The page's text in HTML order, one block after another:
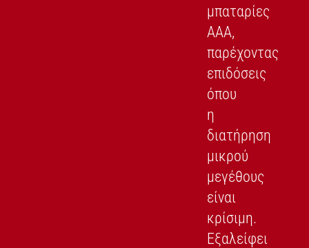
μπαταρίες
AAA,
παρέχοντας
επιδόσεις
όπου
η
διατήρηση
μικρού
μεγέθους
είναι
κρίσιμη.
Εξαλείφει